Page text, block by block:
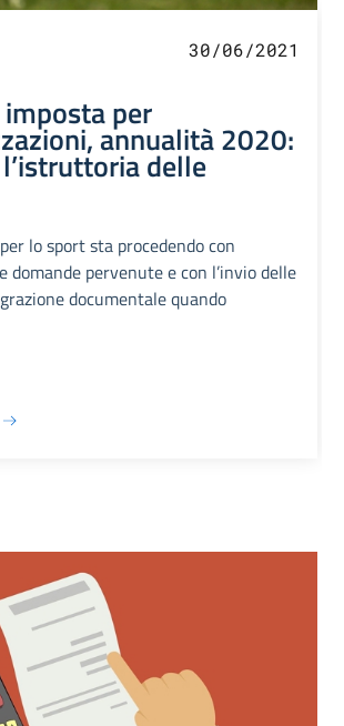
30/06/2021
per
annualità 2020:
delle
lo sport sta procedendo con
domande pervenute e con l’invio delle
documentale quando